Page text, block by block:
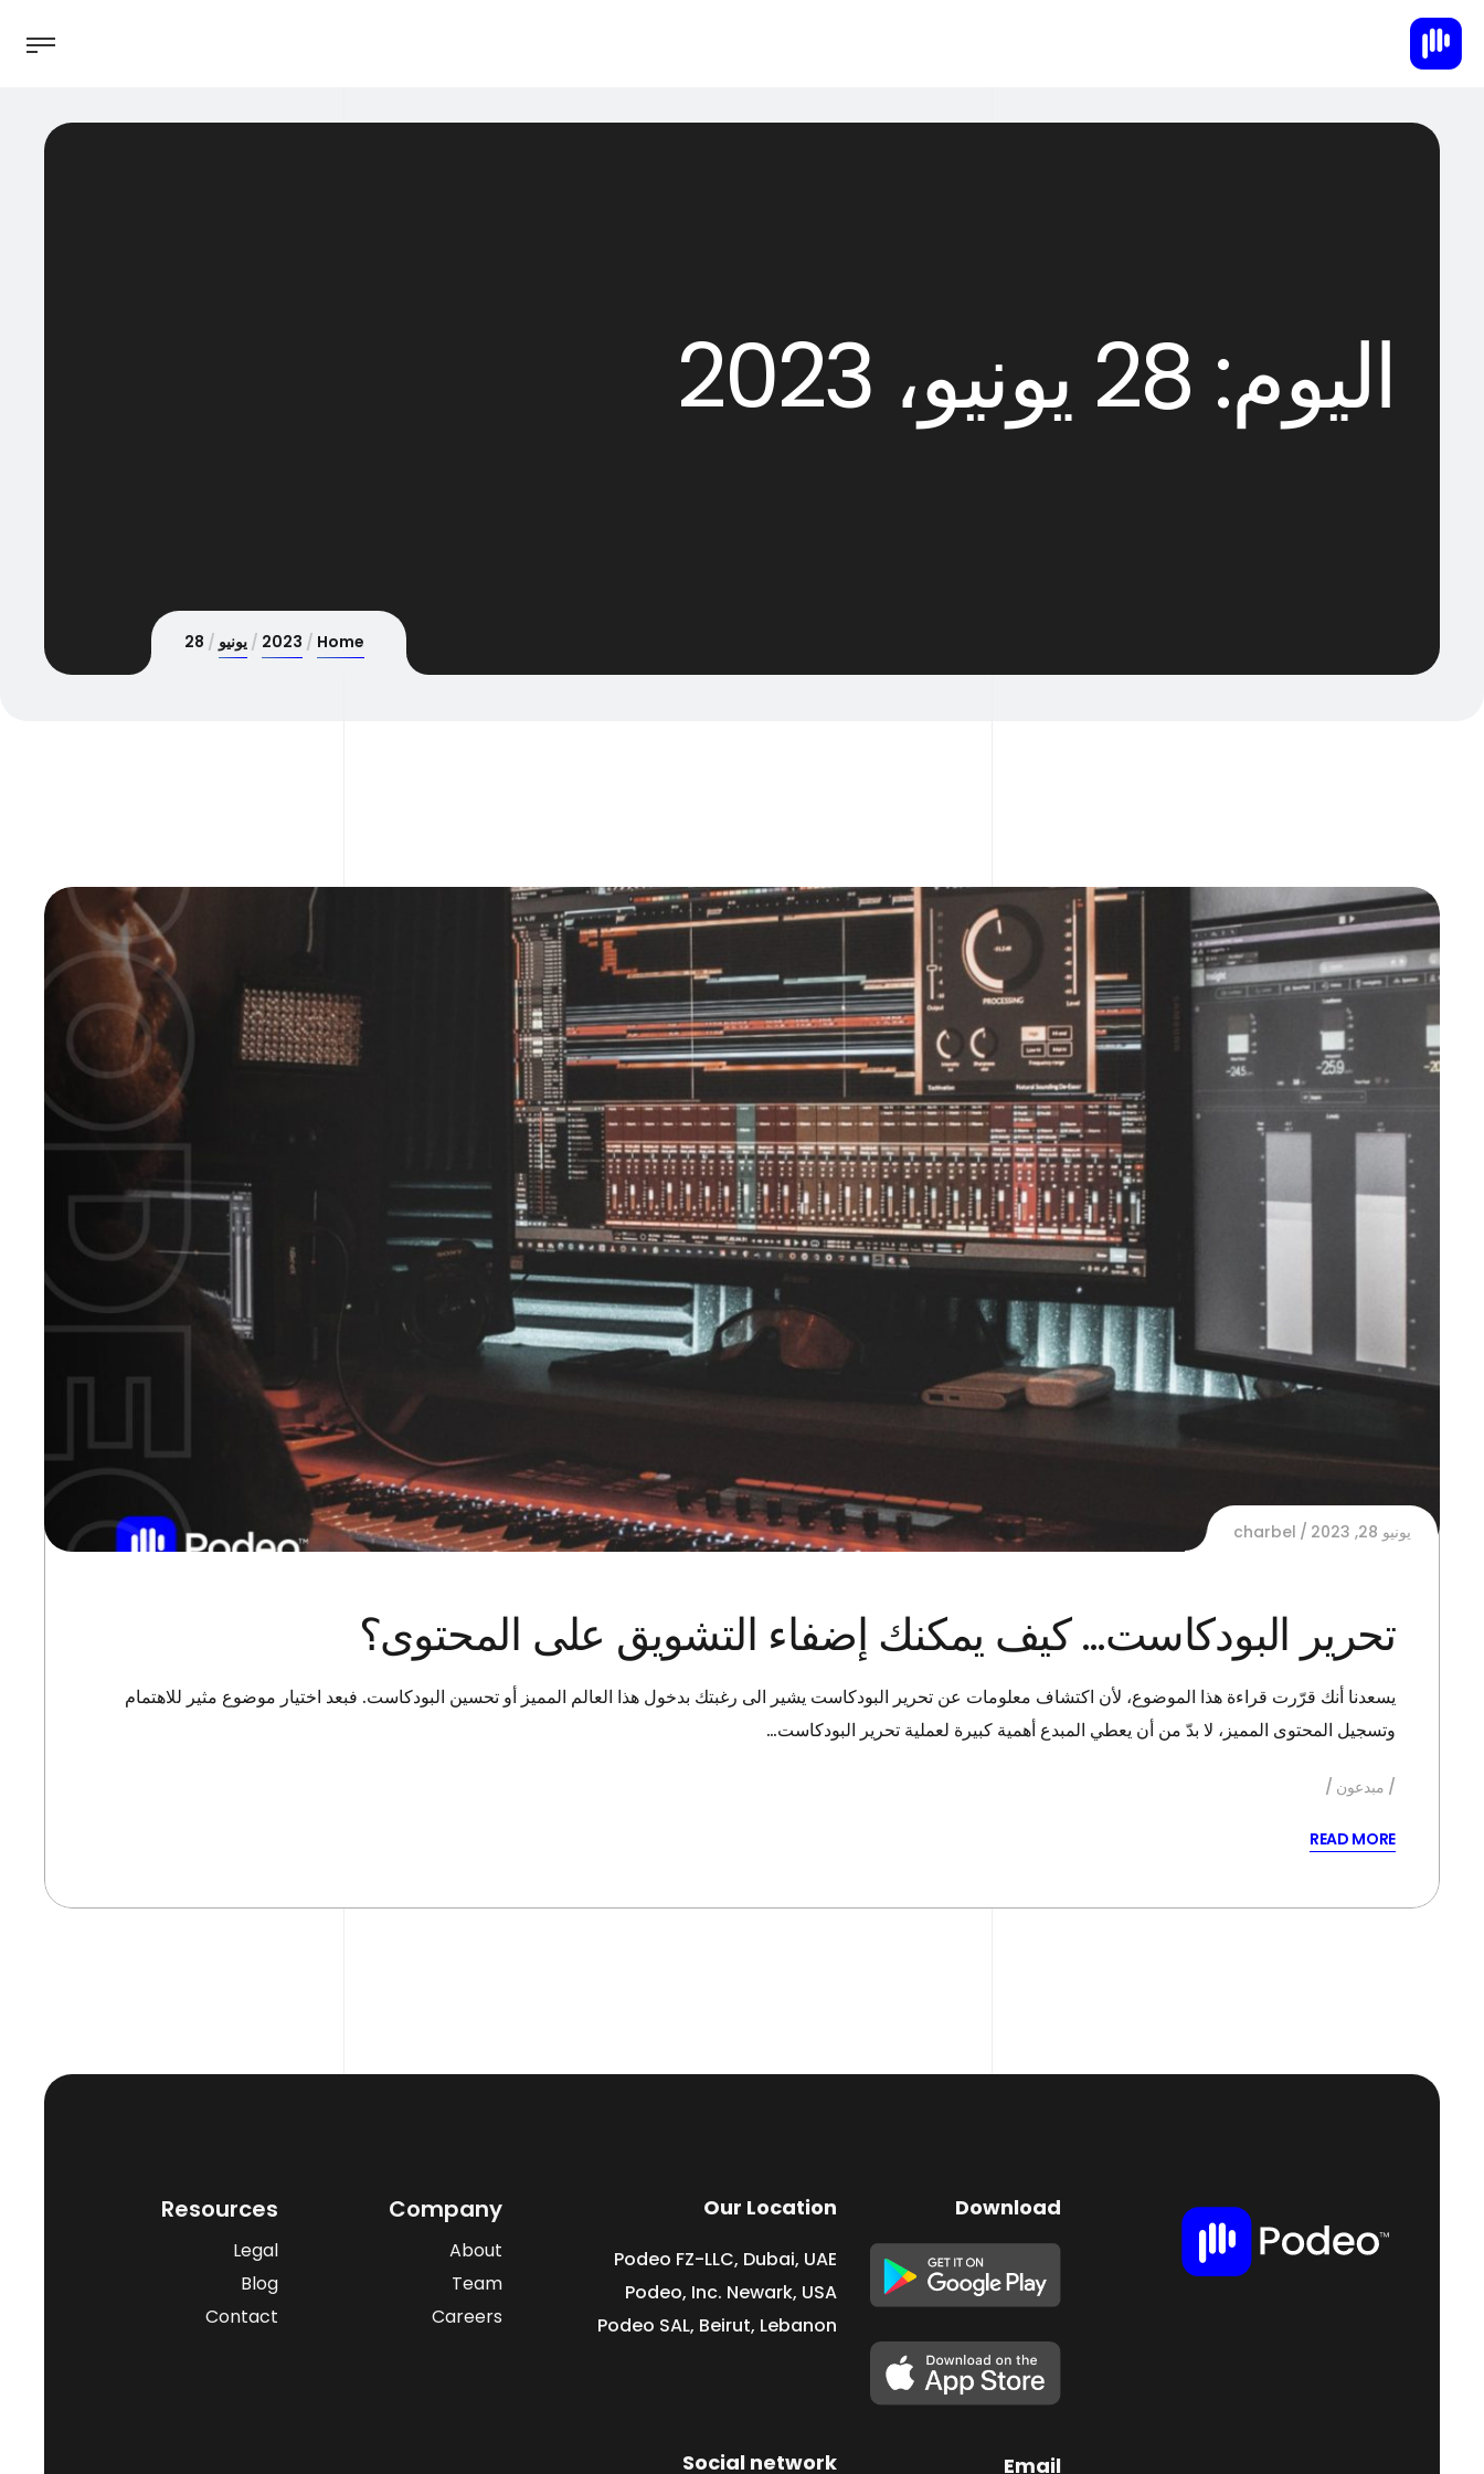
اليوم: 28 يونيو، 2023
Home
2023 يونيو 28
يونيو 28, 2023 charbel
تحرير البودكاست… كيف يمكنك إضفاء التشويق على المحتوى؟
يسعدنا أنك قرّرت قراءة هذا الموضوع، لأن اكتشاف معلومات عن تحرير البودكاست يشير الى رغبتك بدخول هذا العالم المميز أو تحسين البودكاست. فبعد اختيار موضوع مثير للاهتمام
وتسجيل المحتوى المميز، لا بدّ من أن يعطي المبدع أهمية كبيرة لعملية تحرير البودكاست…
مبدعون
READ MORE
Download
Email
Our Location
Podeo FZ-LLC, Dubai, UAE
Podeo, Inc. Newark, USA
Podeo SAL, Beirut, Lebanon
Social network
Company
About
Team
Careers
Resources
Legal
Blog
Contact